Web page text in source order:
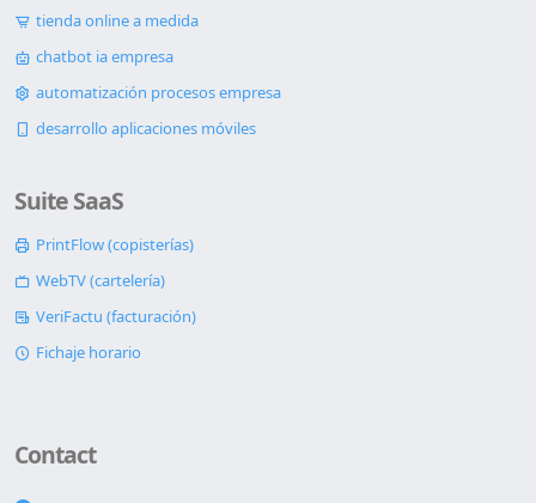
tienda online a medida
chatbot ia empresa
automatización procesos empresa
desarrollo aplicaciones móviles
Suite SaaS
PrintFlow (copisterías)
WebTV (cartelería)
VeriFactu (facturación)
Fichaje horario
Contact